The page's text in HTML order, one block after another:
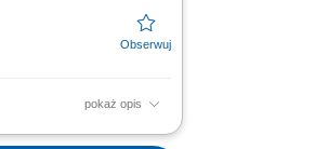
pokaż opis